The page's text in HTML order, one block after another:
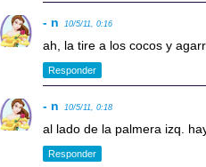
- n 10/5/11, 0:16
ah, la tire a los cocos y
Responder
- n 10/5/11, 0:18
al lado de la palmera izq.
Responder